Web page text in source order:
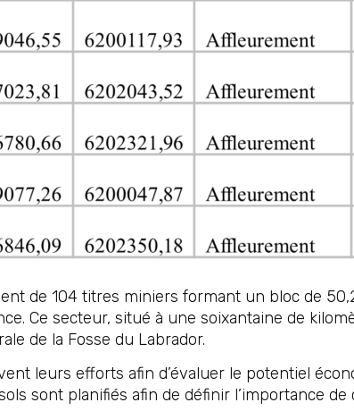
de 104 titres miniers formant un bloc de
Ce secteur, situé à une soixantaine de
de la Fosse du Labrador.
leurs efforts afin d’évaluer le potentiel
sont planifiés afin de définir l’importance